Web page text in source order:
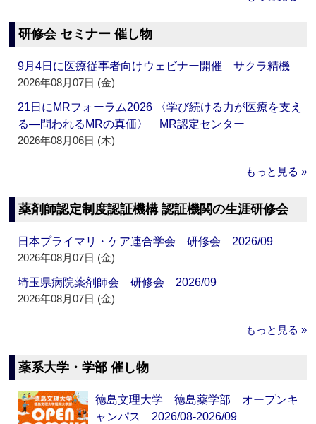
研修会 セミナー 催し物
9月4日に医療従事者向けウェビナー開催 サクラ精機
2026年08月07日 (金)
21日にMRフォーラム2026 〈学び続ける力が医療を支え
る―問われるMRの真価〉 MR認定センター
2026年08月06日 (木)
もっと見る »
薬剤師認定制度認証機構 認証機関の生涯研修会
日本プライマリ・ケア連合学会 研修会 2026/09
2026年08月07日 (金)
埼玉県病院薬剤師会 研修会 2026/09
2026年08月07日 (金)
もっと見る »
薬系大学・学部 催し物
徳島文理大学 徳島薬学部 オープンキ
ャンパス 2026/08-2026/09